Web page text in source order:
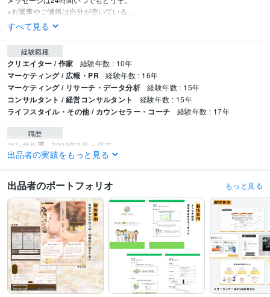
※お返事やご連絡は自分が空いている...
すべて見る
経験職種
クリエイター / 作家 経験年数 : 10年
マーケティング / 広報・PR 経験年数 : 16年
マーケティング / リサーチ・データ分析 経験年数 : 15年
コンサルタント / 経営コンサルタント 経験年数 : 15年
ライフスタイル・その他 / カウンセラー・コーチ 経験年数 : 17年
職歴
コンサル系 2009年3月 ~ 現在
外注やコンサルを頼らずに1.5ヶ月でプラチナランク達成
(事業・経営コンサルティング)
ココナラ　1位 （夢・目標達成メンタリン
グ）
ココナラ　販売件数100件♪ ココナラ1周年 あれこれ上位ランクイン
♪ ココナラ最高位プラチナランク維持1年 ココナラ　販売件数200件♪ コ
コナラ　1位　(起業・開業コンサルティング) ココナラ　1位　(習慣化・セ
ルフコントロール) ココナラ　1位　(起業・開業コンサルティング)
ココナ
ラ　1位　(起業・開業コンサルティング) 2周年 ランクイン♪に慣れ過ぎ
て……チェックしてない……
ココナラ　1位　(事業・経営コンサルティン
グ) ココナラ　1位 （夢・目標達成メンタリング）
ココナラ　1位　(習慣
化・セルフコントロール)
出品者の実績をもっと見る
出品者のポートフォリオ もっと見る